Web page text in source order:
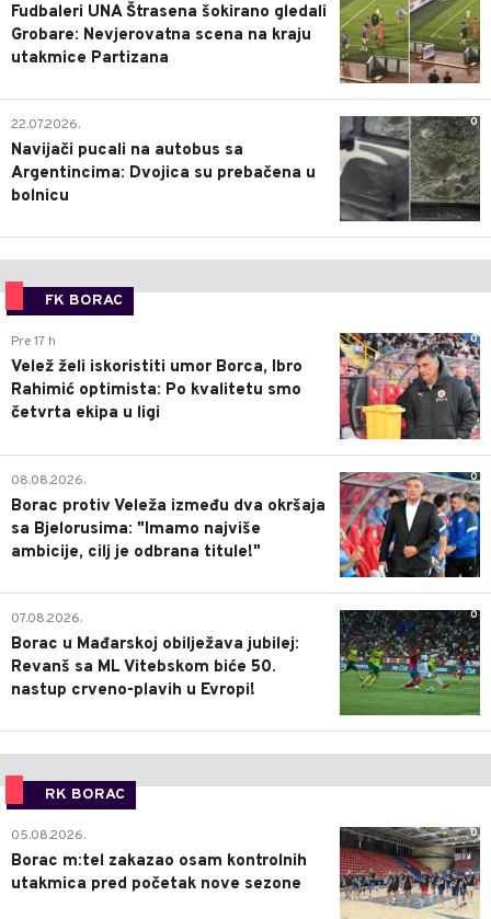
Fudbaleri UNA Štrasena šokirano gledali
Grobare: Nevjerovatna scena na kraju
utakmice Partizana
0
22.07.2026.
Navijači pucali na autobus sa
Argentincima: Dvojica su prebačena u
bolnicu
FK BORAC
0
Pre 17 h
Velež želi iskoristiti umor Borca, Ibro
Rahimić optimista: Po kvalitetu smo
četvrta ekipa u ligi
0
08.08.2026.
Borac protiv Veleža između dva okršaja
sa Bjelorusima: "Imamo najviše
ambicije, cilj je odbrana titule!"
0
07.08.2026.
Borac u Mađarskoj obilježava jubilej:
Revanš sa ML Vitebskom biće 50.
nastup crveno-plavih u Evropi!
RK BORAC
0
05.08.2026.
Borac m:tel zakazao osam kontrolnih
utakmica pred početak nove sezone